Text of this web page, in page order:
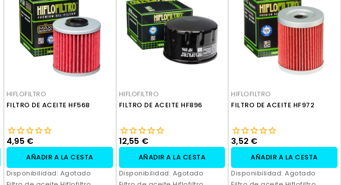
HIFLOFILTRO
FILTRO DE ACEITE HF568
4,95 €
AÑADIR A LA CESTA
Disponibilidad: Agotado
HIFLOFILTRO
FILTRO DE ACEITE HF896
12,55 €
AÑADIR A LA CESTA
Disponibilidad: Agotado
HIFLOFILTRO
FILTRO DE ACEITE HF972
3,52 €
AÑADIR A LA CESTA
Disponibilidad:Agotado